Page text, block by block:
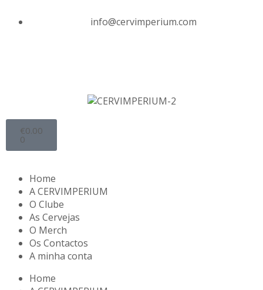
info@cervimperium.com
€0.00
0
Home
A CERVIMPERIUM
O Clube
As Cervejas
O Merch
Os Contactos
A minha conta
Home